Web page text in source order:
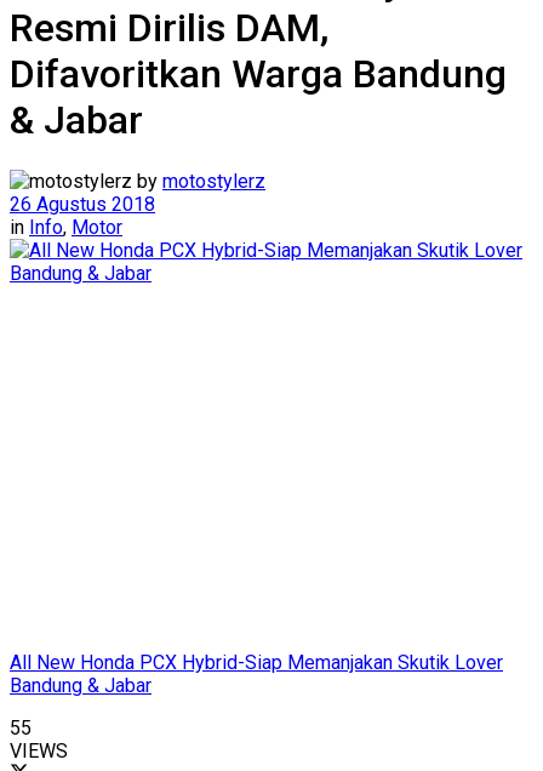
Resmi Dirilis DAM,
Difavoritkan Warga Bandung
& Jabar
by motostylerz
26 Agustus 2018
in Info, Motor
All New Honda PCX Hybrid-Siap Memanjakan Skutik Lover
Bandung & Jabar
55
VIEWS